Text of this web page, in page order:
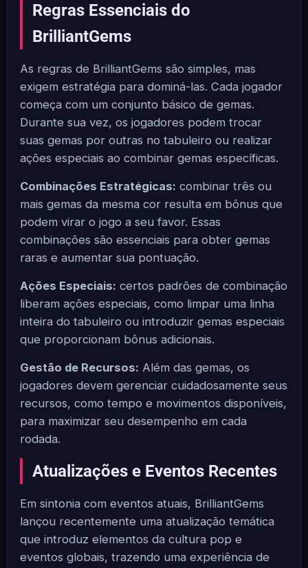
Regras Essenciais do
BrilliantGems
As regras de BrilliantGems são simples, mas
exigem estratégia para dominá-las. Cada jogador
começa com um conjunto básico de gemas.
Durante sua vez, os jogadores podem trocar
suas gemas por outras no tabuleiro ou realizar
ações especiais ao combinar gemas específicas.
Combinações Estratégicas: combinar três ou
mais gemas da mesma cor resulta em bônus que
podem virar o jogo a seu favor. Essas
combinações são essenciais para obter gemas
raras e aumentar sua pontuação.
Ações Especiais: certos padrões de combinação
liberam ações especiais, como limpar uma linha
inteira do tabuleiro ou introduzir gemas especiais
que proporcionam bônus adicionais.
Gestão de Recursos: Além das gemas, os
jogadores devem gerenciar cuidadosamente seus
recursos, como tempo e movimentos disponíveis,
para maximizar seu desempenho em cada
rodada.
Atualizações e Eventos Recentes
Em sintonia com eventos atuais, BrilliantGems
lançou recentemente uma atualização temática
que introduz elementos da cultura pop e
eventos globais, trazendo uma experiência de